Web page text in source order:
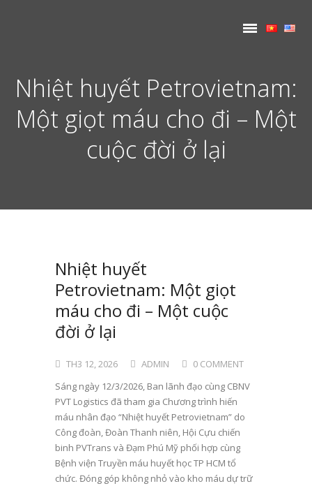
Nhiệt huyết Petrovietnam:
Một giọt máu cho đi – Một
cuộc đời ở lại
Nhiệt huyết
Petrovietnam: Một giọt
máu cho đi – Một cuộc
đời ở lại
TH3 12, 2026 ADMIN
0 COMMENT
Sáng ngày 12/3/2026, Ban lãnh đạo cùng CBNV
PVT Logistics đã tham gia Chương trình hiến
máu nhân đạo “Nhiệt huyết Petrovietnam” do
Công đoàn, Đoàn Thanh niên, Hội Cựu chiến
binh PVTrans và Đạm Phú Mỹ phối hợp cùng
Bệnh viện Truyền máu huyết học TP HCM tổ
chức. Đóng góp không nhỏ vào kho máu dự trữ